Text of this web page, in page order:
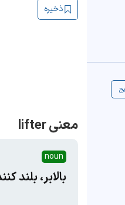
ذخیره
معنی lifter
noun
بالابر، بلند